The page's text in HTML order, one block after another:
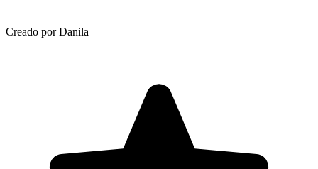
Creado por Danila